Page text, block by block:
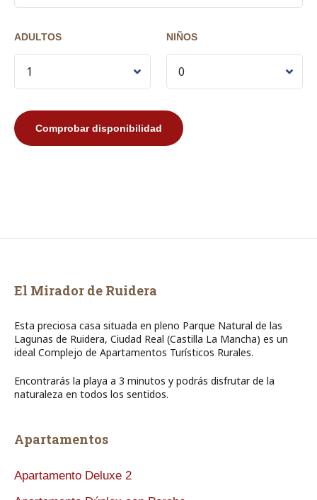
ADULTOS NIÑOS
El Mirador de Ruidera
Esta preciosa casa situada en pleno Parque Natural de las
Lagunas de Ruidera, Ciudad Real (Castilla La Mancha) es un
ideal Complejo de Apartamentos Turísticos Rurales.
Encontrarás la playa a 3 minutos y podrás disfrutar de la
naturaleza en todos los sentidos.
Apartamentos
Apartamento Deluxe 2